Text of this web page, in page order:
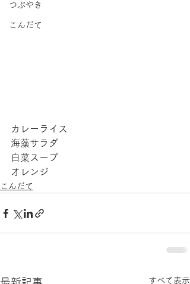
つぶやき
こんだて
カレーライス
海藻サラダ
白菜スープ
オレンジ
こんだて
すべて表示